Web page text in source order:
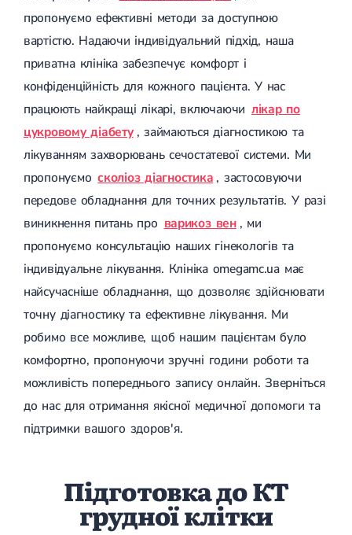
Підгострий тиреоїдит
Аутоиммунный тиреоидит
Хронічний тиреоїдит
Гіпертиреоз
Хвороба Іценко-Кушинга
Гіпоталамічний синдром
Кіста щитовидної залози
Метаболічний синдром
Наднирковозалозна недостатність (хвороба Аддісона)
Ультразвукова терапія
Магнітотерапія
Лазерна терапія
Реабілітація
Реабілітація після перелому
Реабілітація після вивиху
Реабілітація після ендопротезування
Реабілітація після артроскопії
Дерматологія
пропонуємо ефективні методи за доступною
вартістю. Надаючи індивідуальний підхід, наша
приватна клініка забезпечує комфорт і
конфіденційність для кожного пацієнта. У нас
працюють найкращі лікарі, включаючи лікар по
цукровому діабету , займаються діагностикою та
лікуванням захворювань сечостатевої системи. Ми
пропонуємо сколіоз діагностика , застосовуючи
передове обладнання для точних результатів. У разі
виникнення питань про варикоз вен , ми
пропонуємо консультацію наших гінекологів та
індивідуальне лікування. Клініка omegamc.ua має
найсучасніше обладнання, що дозволяє здійснювати
точну діагностику та ефективне лікування. Ми
робимо все можливе, щоб нашим пацієнтам було
комфортно, пропонуючи зручні години роботи та
можливість попереднього запису онлайн. Зверніться
до нас для отримання якісної медичної допомоги та
підтримки вашого здоров'я.
Підготовка до КТ
грудної клітки